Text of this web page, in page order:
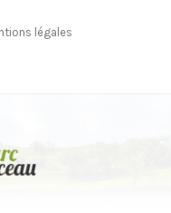
légales